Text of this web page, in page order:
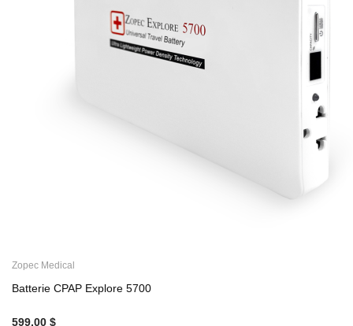
Zopec Medical
Batterie CPAP Explore 5700
599,00 $